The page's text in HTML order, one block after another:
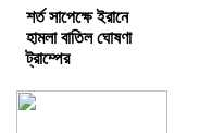
শর্ত সাপেক্ষে ইরানে
হামলা বাতিল ঘোষণা
ট্রাম্পের